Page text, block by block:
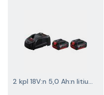
2 kpl 18V:n 5,0 Ah:n litiumioniakkuja